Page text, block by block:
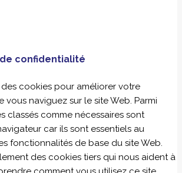
confidentialité
des cookies pour améliorer votre
vous naviguez sur le site Web. Parmi
classés comme nécessaires sont
car ils sont essentiels au
fonctionnalités de base du site Web.
des cookies tiers qui nous aident à